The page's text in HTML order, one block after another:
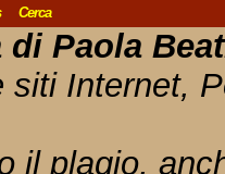
Cerca
Paola
siti Internet,
il plagio,